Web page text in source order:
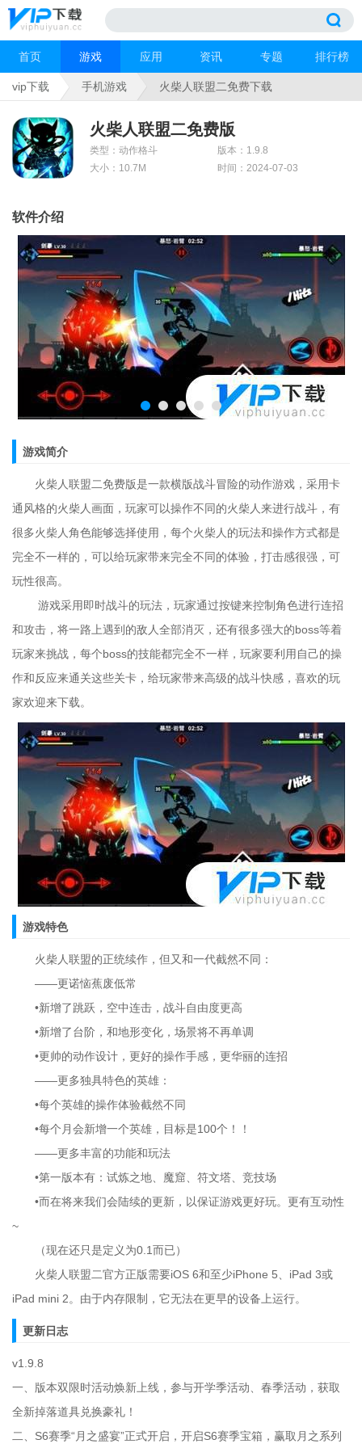
首页 游戏 应用 资讯 专题 排行榜
vip下载 手机游戏 火柴人联盟二免费下载
火柴人联盟二免费版
类型：动作格斗
版本：1.9.8
大小：10.7M
时间：2024-07-03
软件介绍
游戏简介
火柴人联盟二免费版是一款横版战斗冒险的动作游戏，采用卡
通风格的火柴人画面，玩家可以操作不同的火柴人来进行战斗，有
很多火柴人角色能够选择使用，每个火柴人的玩法和操作方式都是
完全不一样的，可以给玩家带来完全不同的体验，打击感很强，可
玩性很高。
游戏采用即时战斗的玩法，玩家通过按键来控制角色进行连招
和攻击，将一路上遇到的敌人全部消灭，还有很多强大的boss等着
玩家来挑战，每个boss的技能都完全不一样，玩家要利用自己的操
作和反应来通关这些关卡，给玩家带来高级的战斗快感，喜欢的玩
家欢迎来下载。
游戏特色
火柴人联盟的正统续作，但又和一代截然不同：
――更诺恼蕉废低常
•新增了跳跃，空中连击，战斗自由度更高
•新增了台阶，和地形变化，场景将不再单调
•更帅的动作设计，更好的操作手感，更华丽的连招
――更多独具特色的英雄：
•每个英雄的操作体验截然不同
•每个月会新增一个英雄，目标是100个！！
――更多丰富的功能和玩法
•第一版本有：试炼之地、魔窟、符文塔、竞技场
•而在将来我们会陆续的更新，以保证游戏更好玩。更有互动性
~
（现在还只是定义为0.1而已）
火柴人联盟二官方正版需要iOS 6和至少iPhone 5、iPad 3或
iPad mini 2。由于内存限制，它无法在更早的设备上运行。
更新日志
v1.9.8
一、版本双限时活动焕新上线，参与开学季活动、春季活动，获取
全新掉落道具兑换豪礼！
二、S6赛季“月之盛宴”正式开启，开启S6赛季宝箱，赢取月之系列